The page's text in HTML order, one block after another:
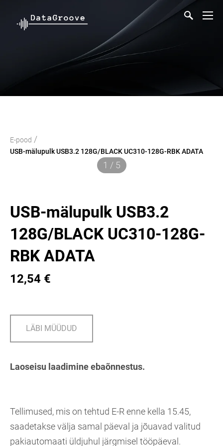
E-pood /
USB-mälupulk USB3.2 128G/BLACK UC310-128G-RBK ADATA
1 / 5
USB-mälupulk USB3.2
128G/BLACK UC310-128G-
RBK ADATA
12,54 €
LÄBI MÜÜDUD
Laoseisu laadimine ebaõnnestus.
Tellimused, mis on tehtud E-R enne kella 15.45,
saadetakse välja samal päeval ja jõuavad valitud
pakiautomaati üldjuhul järgmisel tööpäeval.